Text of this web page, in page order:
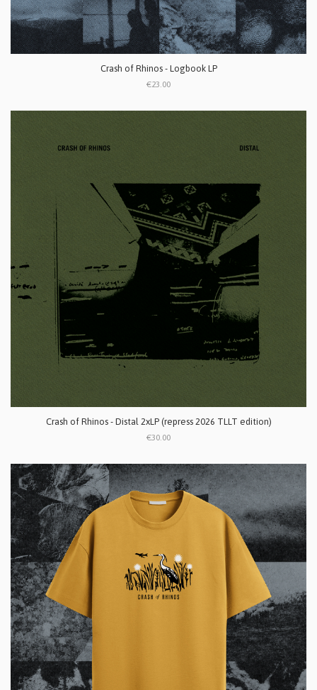
Crash of Rhinos - Logbook LP
€23.00
Crash of Rhinos - Distal 2xLP (repress 2026 TLLT edition)
€30.00